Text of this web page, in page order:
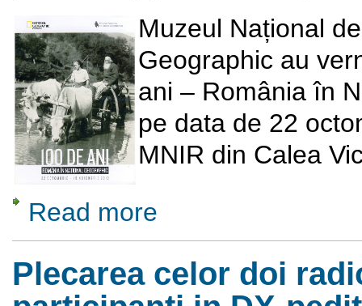
Muzeul Național
Geographic au
ani – România în
pe data de 22
MNIR din Calea
Read more
Plecarea celor doi